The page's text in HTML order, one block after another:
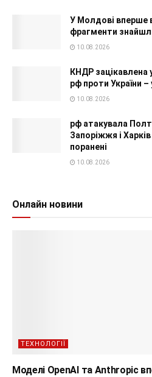
У Молдові вперше
фрагменти
10.08.2026
КНДР зацікавлена
рф проти України
10.08.2026
рф атакувала
Запоріжжя і
поранені
10.08.2026
Онлайн новини
ТЕХНОЛОГІЇ
Моделі OpenAI та Anthropic